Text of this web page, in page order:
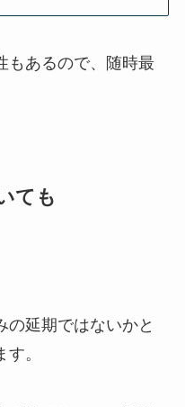
もあるので、随時最
ても
の延期ではないかと
。